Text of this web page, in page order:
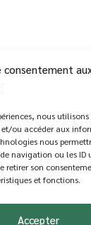
consentement
nous
ou accéder aux
nous
navigation ou les ID
retirer son
et fonctions.
Accepter
de cookies
générales
Presse